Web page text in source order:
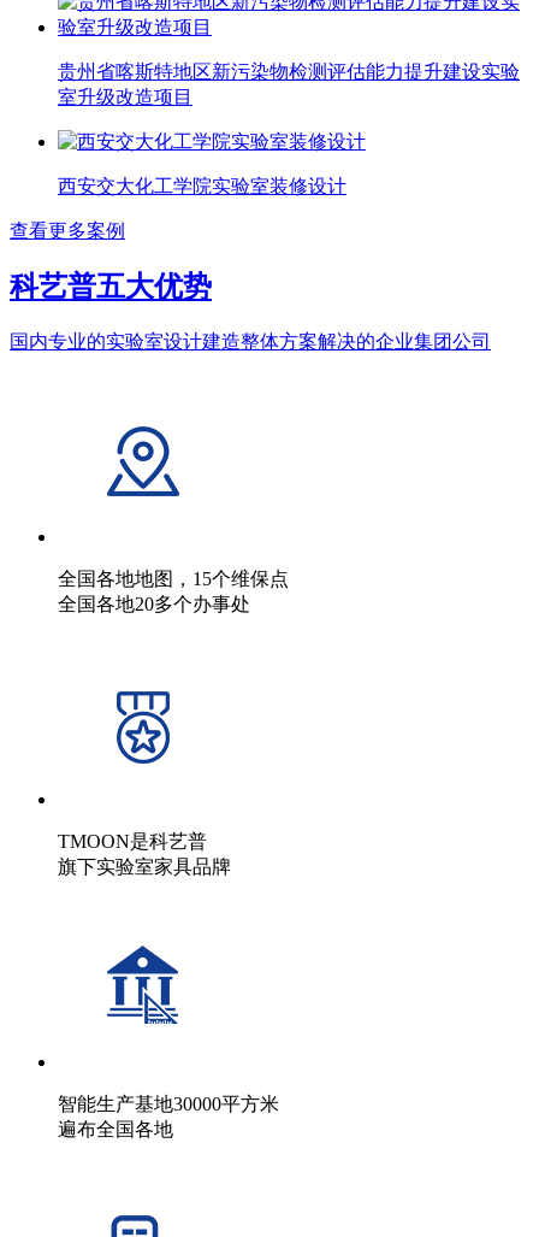
贵州省喀斯特地区新污染物检测评估能力提升建设实验
室升级改造项目
西安交大化工学院实验室装修设计
查看更多案例
科艺普五大优势
国内专业的实验室设计建造整体方案解决的企业集团公司
全国各地地图，15个维保点
全国各地20多个办事处
TMOON是科艺普
旗下实验室家具品牌
智能生产基地30000平方米
遍布全国各地